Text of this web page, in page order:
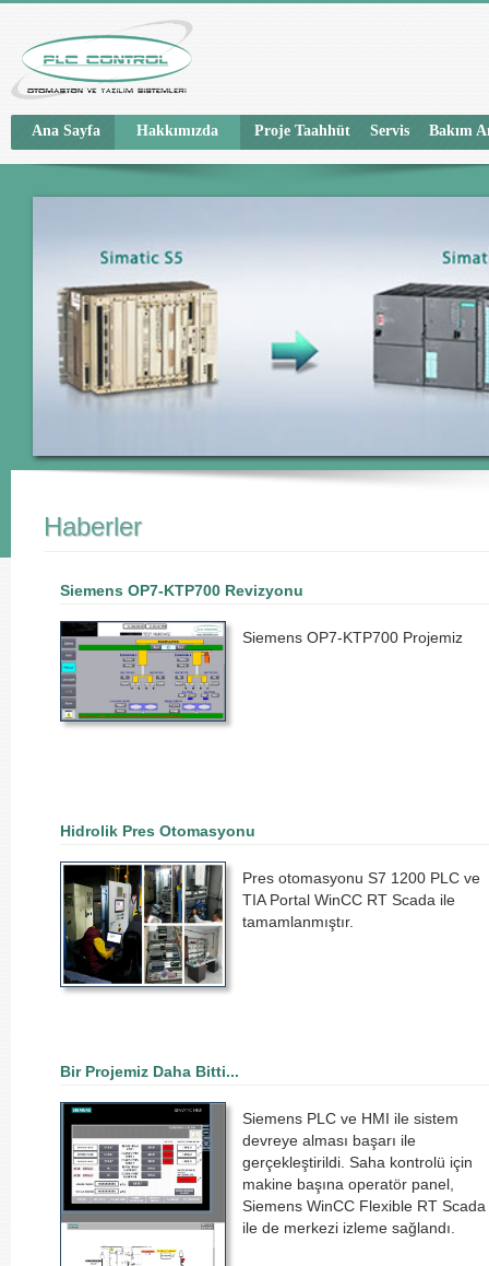
Ana Sayfa Hakkımızda Proje Taahhüt Servis Bakım
Haberler
Siemens OP7-KTP700 Revizyonu
Siemens OP7-KTP700 Projemiz
Hidrolik Pres Otomasyonu
Pres otomasyonu S7 1200 PLC ve
TIA Portal WinCC RT Scada ile
tamamlanmıştır.
Bir Projemiz Daha Bitti...
Siemens PLC ve HMI ile sistem
devreye alması başarı ile
gerçekleştirildi. Saha kontrolü için
makine başına operatör panel,
Siemens WinCC Flexible RT Scada
ile de merkezi izleme sağlandı.